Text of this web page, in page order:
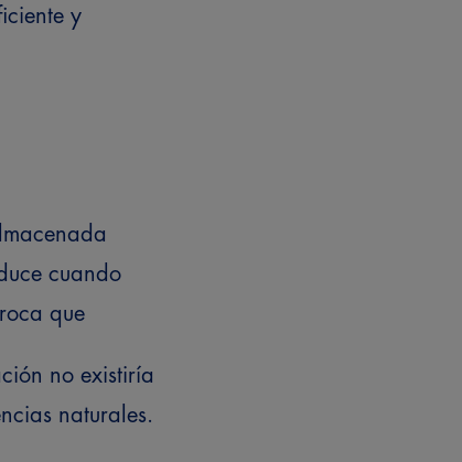
y
cuando
que
no existiría
naturales.